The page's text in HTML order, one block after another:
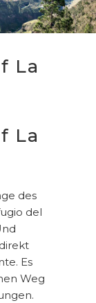
La
La
des
del
Es
Weg